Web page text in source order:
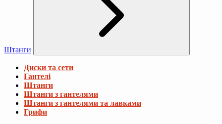
Штанги
Диски та сети
Гантелі
Штанги
Штанги з гантелями
Штанги з гантелями та лавками
Грифи